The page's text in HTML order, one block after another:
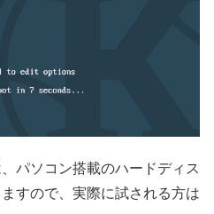
パソコン搭載のハードディス
すので、実際に試される方は